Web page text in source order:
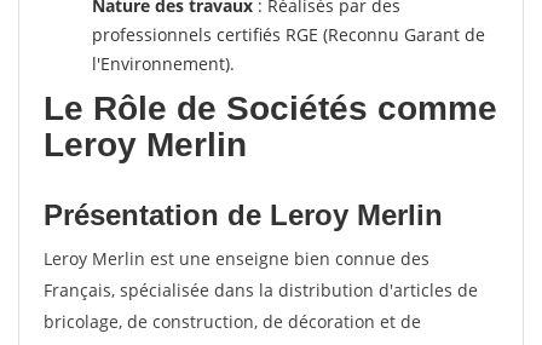
Nature des travaux : Réalisés par des
professionnels certifiés RGE (Reconnu Garant de
l'Environnement).
Le Rôle de Sociétés comme
Leroy Merlin
Présentation de Leroy Merlin
Leroy Merlin est une enseigne bien connue des
Français, spécialisée dans la distribution d'articles de
bricolage, de construction, de décoration et de